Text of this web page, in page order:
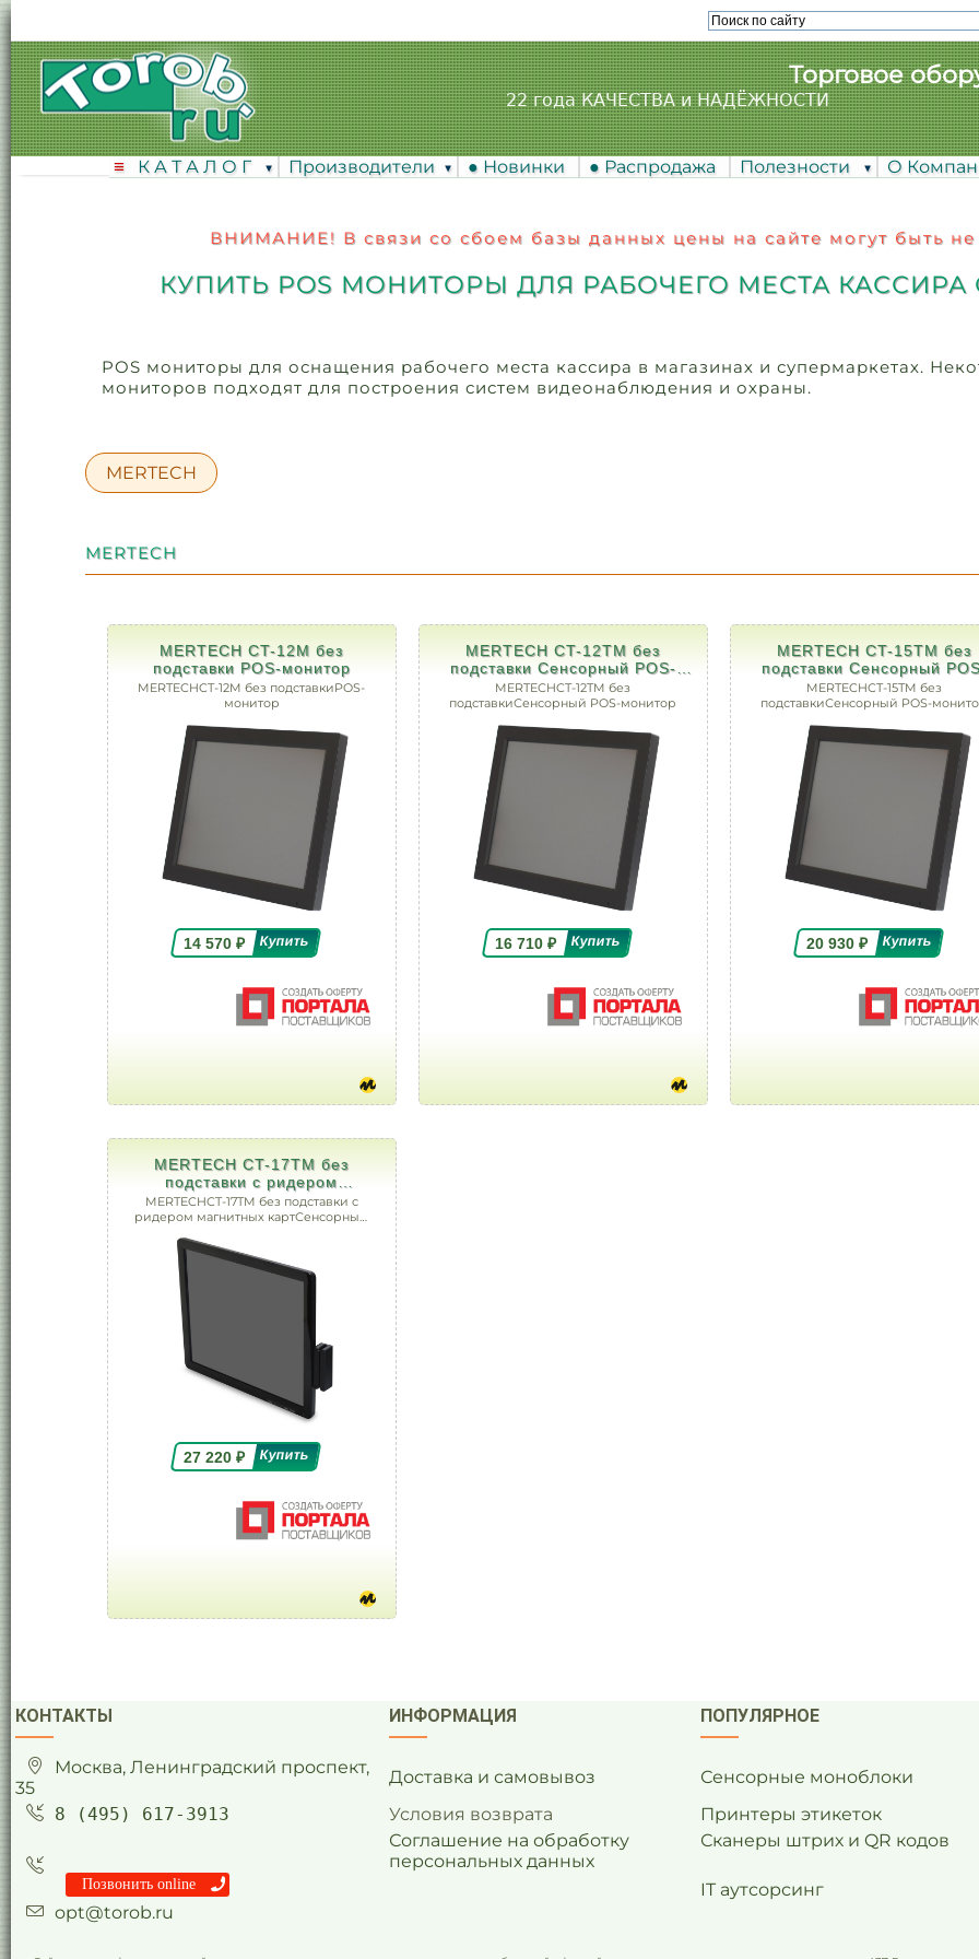
Торговое
22 года КАЧЕСТВА и НАДЁЖНОСТИ
К А Т А Л О Г Производители ● Новинки ● Распродажа Полезности О
ВНИМАНИЕ! В связи со сбоем базы данных цены на сайте могут быть не
КУПИТЬ POS МОНИТОРЫ ДЛЯ РАБОЧЕГО МЕСТА
POS мониторы для оснащения рабочего места кассира в магазинах и супермаркетах.
мониторов подходят для построения систем видеонаблюдения и охраны.
MERTECH
MERTECH
MERTECH CT-12M без
подставки POS-монитор
MERTECHCT-12M без подставкиPOS-
монитор
14 570 ₽
MERTECH CT-12TM без
подставки Сенсорный POS-
монитор
MERTECHCT-12TM без
подставкиСенсорный POS-монитор
16 710 ₽
MERTECH CT-15ТM без
подставки Сенсорный
монитор
MERTECHCT-15ТM без
подставкиСенсорный POS-
20 930 ₽
MERTECH CT-17TM без
подставки с ридером
магнитных карт Сенсорный
POS-монитор
MERTECHCT-17TM без подставки с
ридером магнитных картСенсорный
27 220 ₽
КОНТАКТЫ ИНФОРМАЦИЯ ПОПУЛЯРНОЕ
Москва, Ленинградский проспект,
35
Доставка и самовывоз
Сенсорные моноблоки
8 (495) 617-3913
Условия возврата
Принтеры этикеток
Соглашение на обработку
персональных данных
Сканеры штрих и QR кодов
Позвонить online
IT аутсорсинг
opt@torob.ru